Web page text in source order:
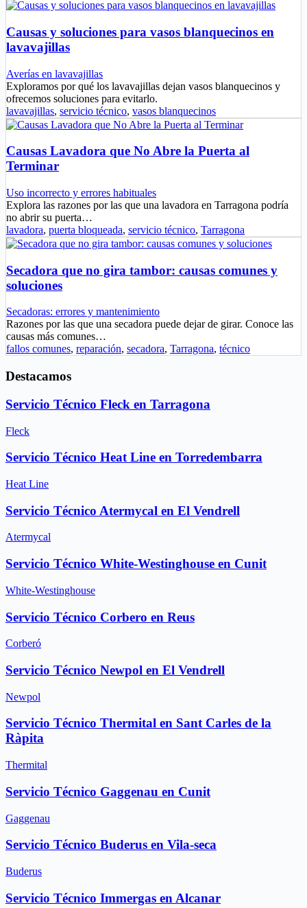
Causas y soluciones para vasos blanquecinos en
lavavajillas
Averías en lavavajillas
Exploramos por qué los lavavajillas dejan vasos blanquecinos y
ofrecemos soluciones para evitarlo.
lavavajillas, servicio técnico, vasos blanquecinos
Causas Lavadora que No Abre la Puerta al
Terminar
Uso incorrecto y errores habituales
Explora las razones por las que una lavadora en Tarragona podría
no abrir su puerta…
lavadora, puerta bloqueada, servicio técnico, Tarragona
Secadora que no gira tambor: causas comunes y
soluciones
Secadoras: errores y mantenimiento
Razones por las que una secadora puede dejar de girar. Conoce las
causas más comunes…
fallos comunes, reparación, secadora, Tarragona, técnico
Destacamos
Servicio Técnico Fleck en Tarragona
Fleck
Servicio Técnico Heat Line en Torredembarra
Heat Line
Servicio Técnico Atermycal en El Vendrell
Atermycal
Servicio Técnico White-Westinghouse en Cunit
White-Westinghouse
Servicio Técnico Corbero en Reus
Corberó
Servicio Técnico Newpol en El Vendrell
Newpol
Servicio Técnico Thermital en Sant Carles de la
Ràpita
Thermital
Servicio Técnico Gaggenau en Cunit
Gaggenau
Servicio Técnico Buderus en Vila-seca
Buderus
Servicio Técnico Immergas en Alcanar